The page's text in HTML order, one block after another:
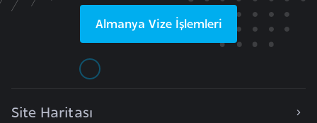
Almanya Vize İşlemleri
Site Haritası
n